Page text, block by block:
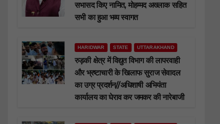
सभासद किए नामित, मोहम्मद अख्लाक सहित
सभी का हुआ भव्य स्वागत
HARIDWAR STATE UTTARAKHAND
रुड़की क्षेत्र में विद्युत विभाग की लापरवाही
और भ्रष्टाचारी के खिलाफ सुराज सेवादल
का उग्र प्रदर्शन//अधिशाषी अभियंता
कार्यालय का घेराव कर जमकर की नारेबाजी